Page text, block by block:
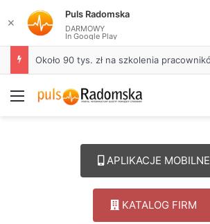
Menu
APLIKACJE MOBILNE
KATALOG FIRM
✕
Puls Radomska
DARMOWY
In Google Play